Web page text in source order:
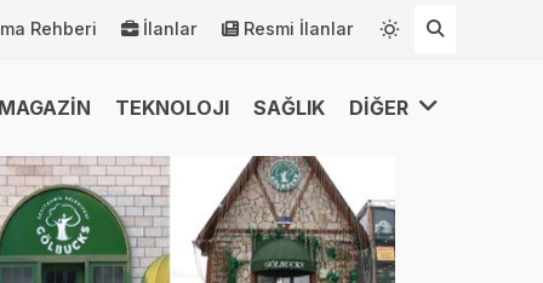
Rehberi İlanlar Resmi İlanlar
MAGAZİN TEKNOLOJI SAĞLIK DİĞER